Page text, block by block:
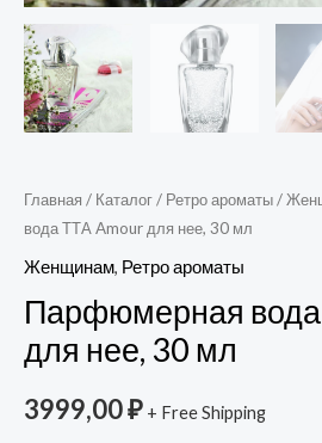
Главная / Каталог/ Ретро ароматы/
вода ТТА Amour для нее, 30 мл
Женщинам, Ретро ароматы
Парфюмерная
для нее, 30 мл
3999,00₽ + Free Shipping